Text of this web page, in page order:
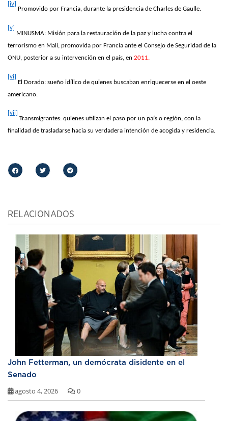
[iv]
Promovido por Francia, durante la presidencia de Charles de Gaulle.
[v]
MINUSMA: Misión para la restauración de la paz y lucha contra el
terrorismo en Mali, promovida por Francia ante el Consejo de Seguridad de la
ONU, posterior a su intervención en el país, en 2011.
[vi]
El Dorado: sueño idílico de quienes buscaban enriquecerse en el oeste
americano.
[vii]
Transmigrantes: quienes utilizan el paso por un país o región, con la
finalidad de trasladarse hacia su verdadera intención de acogida y residencia.
RELACIONADOS
John Fetterman, un demócrata disidente en el
Senado
agosto 4, 2026 0